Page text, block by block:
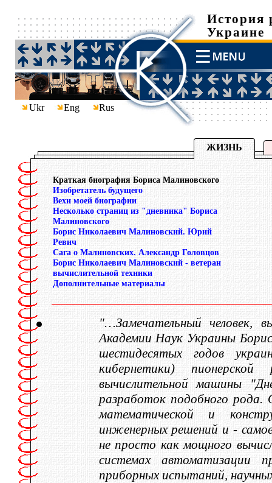
История
Украине
Ukr Eng Rus
ЖИЗНЬ
Краткая биография Бориса Малиновского
Изобретатель будущего
Вехи моей биографии
Несколько страниц из "дневника" Бориса
Малиновского
Борис Николаевич Малиновский. Юрий
Ревич
Сага о Малиновских. Александр Головцов
Борис Николаевич Малиновский - ветеран
вычислительной техники
Дополнительные материалы
"…Замечательный человек,
Академии Наук Украины
шестидесятых годов
кибернетики) пионерской
вычислительной машины
разработок подобного рода.
математической и
инженерных решений и -
не просто как мощного
системах автоматизации
приборных испытаний,